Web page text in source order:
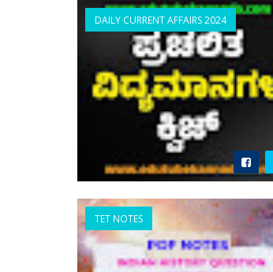
DAILY CURRENT AFFAIRS 2024
TET NOTES